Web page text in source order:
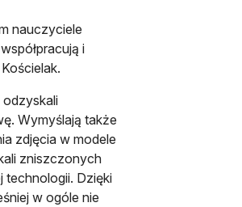
nauczyciele
i
odzyskali
Wymyślają także
zdjęcia w modele
zniszczonych
technologii. Dzięki
w ogóle nie